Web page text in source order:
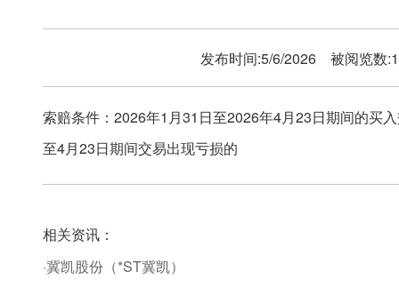
发布时间:5/6/2026 被阅览数
索赔条件： 2026年1月31日至2026年4月23日期间的买
至4月23日期间交易出现亏损的
相关资讯：
·冀凯股份（*ST冀凯）